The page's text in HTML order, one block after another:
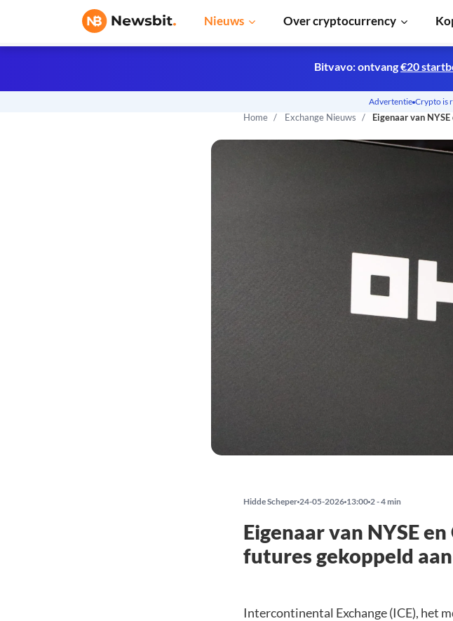
Nieuws Over cryptocurrency
Home Exchange Nieuws Eigenaar van
Bitvavo: ontvang€20
Advertentie Crypto is
Hidde Scheper 24-05-2026 13:00 2 - 4 min
Eigenaar van NYSE
futures gekoppeld
Intercontinental Exchange (ICE), het